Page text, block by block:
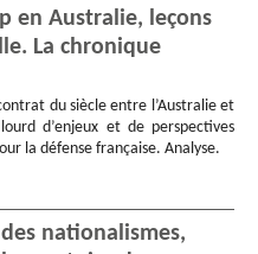
en Australie, leçons
La chronique
du siècle entre l’Australie et
d’enjeux et de perspectives
la défense française. Analyse.
nationalismes,